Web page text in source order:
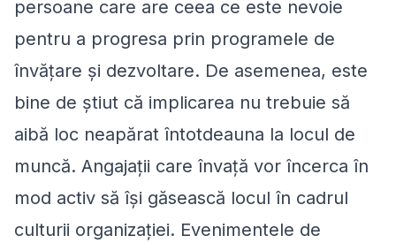
persoane care are ceea ce este nevoie
pentru a progresa prin programele de
învățare și dezvoltare. De asemenea, este
bine de știut că implicarea nu trebuie să
aibă loc neapărat întotdeauna la locul de
muncă. Angajații care învață vor încerca în
mod activ să își găsească locul în cadrul
culturii organizației. Evenimentele de